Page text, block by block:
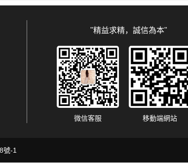
"精益求精，誠信為本"
微信客服 移動端網站
號-1